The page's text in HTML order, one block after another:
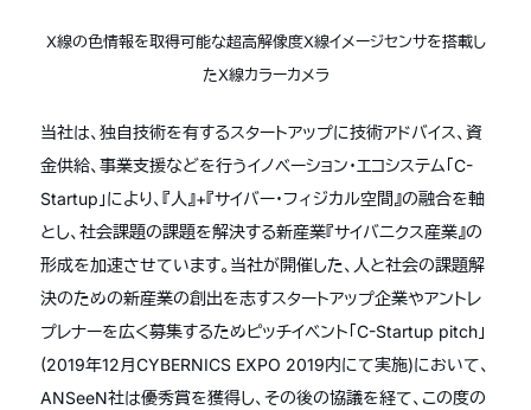
X線の色情報を取得可能な超高解像度X線イメージセンサを搭載し
たX線カラーカメラ
当社は、独自技術を有するスタートアップに技術アドバイス、資
金供給、事業支援などを行うイノベーション・エコシステム「C-
Startup」により、『人』+『サイバー・フィジカル空間』の融合を軸
とし、社会課題の課題を解決する新産業『サイバニクス産業』の
形成を加速させています。当社が開催した、人と社会の課題解
決のための新産業の創出を志すスタートアップ企業やアントレ
プレナーを広く募集するためピッチイベント「C-Startup pitch」
(2019年12月CYBERNICS EXPO 2019内にて実施)において、
ANSeeN社は優秀賞を獲得し、その後の協議を経て、この度の